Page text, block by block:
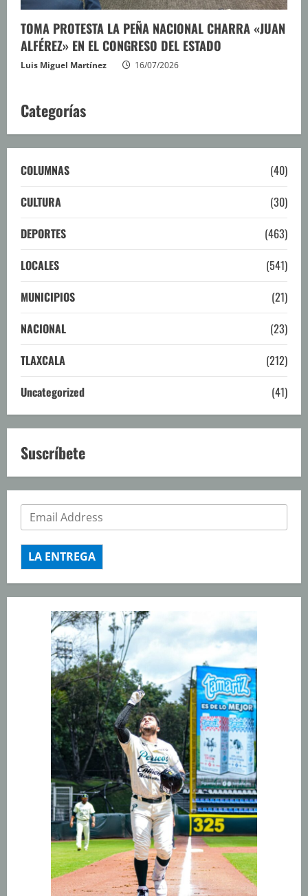
TOMA PROTESTA LA PEÑA NACIONAL CHARRA «JUAN
ALFÉREZ» EN EL CONGRESO DEL ESTADO
Luis Miguel Martínez 16/07/2026
Categorías
COLUMNAS
(40)
CULTURA
(30)
DEPORTES
(463)
LOCALES
(541)
MUNICIPIOS
(21)
NACIONAL
(23)
TLAXCALA
(212)
Uncategorized
(41)
Suscríbete
LA ENTREGA